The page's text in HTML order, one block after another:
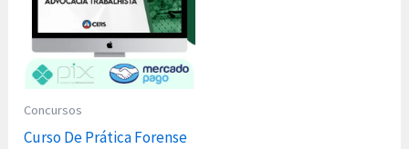
Concursos
Curso De Prática Forense